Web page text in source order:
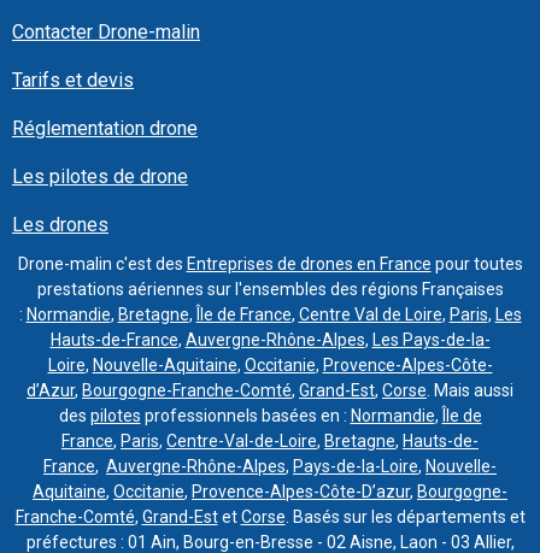
Contacter Drone-malin
Tarifs et devis
Réglementation drone
Les pilotes de drone
Les drones
Drone-malin c'est des Entreprises de drones en France pour toutes
prestations aériennes sur l'ensembles des régions Françaises
: Normandie, Bretagne, Île de France, Centre Val de Loire, Paris, Les
Hauts-de-France, Auvergne-Rhône-Alpes, Les Pays-de-la-
Loire, Nouvelle-Aquitaine, Occitanie, Provence-Alpes-Côte-
d’Azur, Bourgogne-Franche-Comté, Grand-Est, Corse . Mais aussi
des pilotes professionnels basées en : Normandie,
Île de
France, Paris, Centre-Val-de-Loire, Bretagne, Hauts-de-
France, Auvergne-Rhône-Alpes, Pays-de-la-Loire, Nouvelle-
Aquitaine, Occitanie, Provence-Alpes-Côte-D’azur, Bourgogne-
Franche-Comté, Grand-EstetCorse . Basés sur les départements et
préfectures : 01 Ain, Bourg-en-Bresse - 02 Aisne, Laon - 03 Allier,